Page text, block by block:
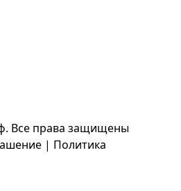
Все права защищены
| Политика